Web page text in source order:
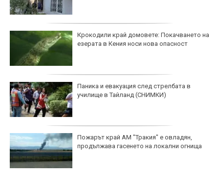
Крокодили край домовете: Покачването на
езерата в Кения носи нова опасност
Паника и евакуация след стрелбата в
училище в Тайланд (СНИМКИ)
Пожарът край АМ "Тракия" е овладян,
продължава гасенето на локални огнища